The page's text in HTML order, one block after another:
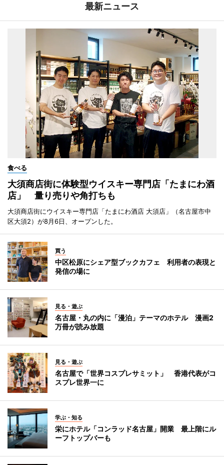
最新ニュース
食べる
大須商店街に体験型ウイスキー専門店「たまにわ酒
店」 量り売りや角打ちも
大須商店街にウイスキー専門店「たまにわ酒店 大須店」（名古屋市中
区大須2）が8月6日、オープンした。
買う
中区松原にシェア型ブックカフェ 利用者の表現と
発信の場に
見る・遊ぶ
名古屋・丸の内に「漫泊」テーマのホテル 漫画2
万冊が読み放題
見る・遊ぶ
名古屋で「世界コスプレサミット」 香港代表がコ
スプレ世界一に
学ぶ・知る
栄にホテル「コンラッド名古屋」開業 最上階にル
ーフトップバーも